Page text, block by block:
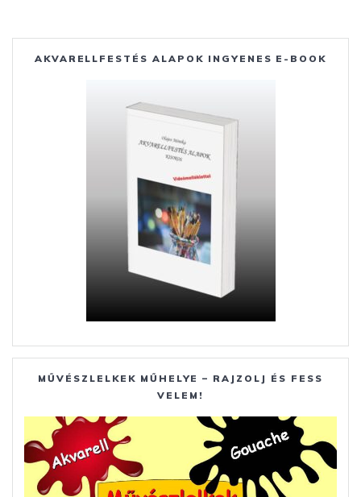
b
o
k
e
n
er
e
st
m
e
AKVARELLFESTÉS ALAPOK INGYENES E-BOOK
MŰVÉSZLELKEK MŰHELYE – RAJZOLJ ÉS FESS
VELEM!